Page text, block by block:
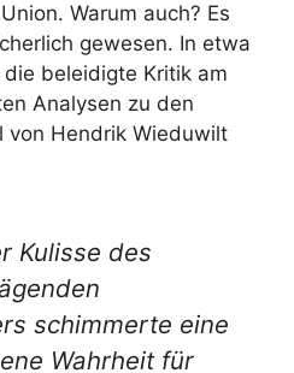
Warum auch? Es
gewesen. In etwa
beleidigte Kritik am
Analysen zu den
von Hendrik Wieduwilt
Kulisse des
schimmerte eine
Wahrheit für